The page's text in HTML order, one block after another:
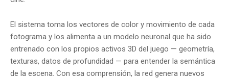
El sistema toma los vectores de color y movimiento de cada
fotograma y los alimenta a un modelo neuronal que ha sido
entrenado con los propios activos 3D del juego — geometría,
texturas, datos de profundidad — para entender la semántica
de la escena. Con esa comprensión, la red genera nuevos